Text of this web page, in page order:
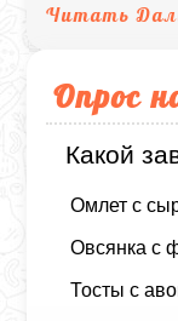
Читать
Опрос
Какой
Омлет с
Овсянка с
Тосты с